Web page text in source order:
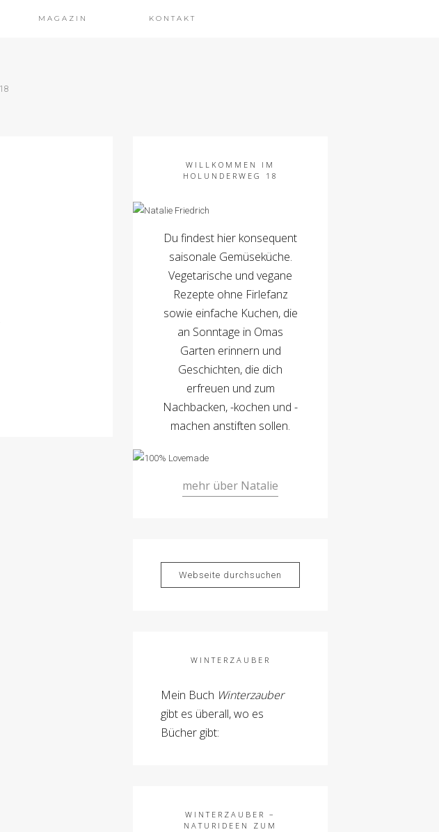
MAGAZIN KONTAKT
WILLKOMMEN IM
HOLUNDERWEG 18
Du findest hier konsequent
saisonale Gemüseküche.
Vegetarische und vegane
Rezepte ohne Firlefanz
sowie einfache Kuchen, die
an Sonntage in Omas
Garten erinnern und
Geschichten, die dich
erfreuen und zum
Nachbacken, -kochen und -
machen anstiften sollen.
mehr über Natalie
WINTERZAUBER
Mein Buch Winterzauber
gibt es überall, wo es
Bücher gibt:
WINTERZAUBER –
NATURIDEEN ZUM